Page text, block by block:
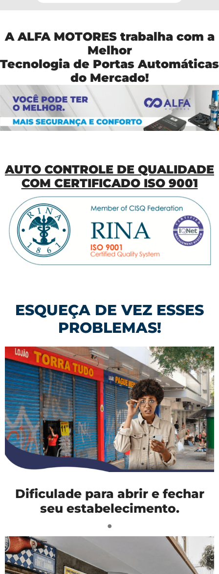
A ALFA MOTORES trabalha com a
Melhor
Tecnologia de Portas Automáticas
do Mercado!
AUTO CONTROLE DE QUALIDADE
COM CERTIFICADO ISO 9001
ESQUEÇA DE VEZ ESSES
PROBLEMAS!
Dificulade para abrir e fechar
seu estabelecimento.
.